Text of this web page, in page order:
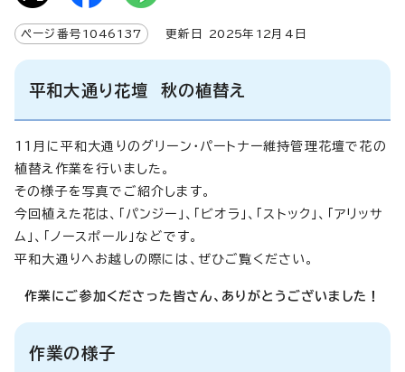
ページ番号 1046137 更新日 2025年 12月4日
平和大通り花壇 秋の植替え
11月に平和大通りのグリーン・パートナー維持管理花壇で花の
植替え作業を行いました。
その様子を写真でご紹介します。
今回植えた花は、「パンジー」、「ビオラ」、「ストック」、「アリッサ
ム」、「ノースポール」などです。
平和大通りへお越しの際には、ぜひご覧ください。
作業にご参加くださった皆さん、ありがとうございました！
作業の様子